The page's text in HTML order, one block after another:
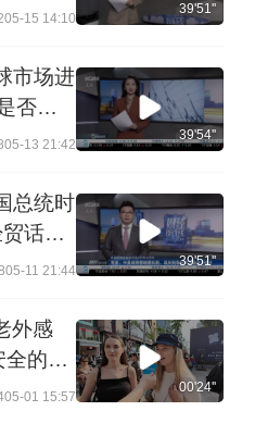
05-15 14:10
39'51''
市场进
否存
05-13 21:42
39'54''
总统时
话题
05-11 21:44
39'51''
外感
全的地
境消费
05-01 15:57
00'24''